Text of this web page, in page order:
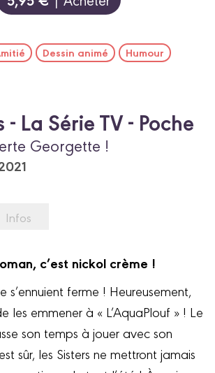
Dessin animé
Humour
- La Série TV - Poche
Georgette !
Infos
c’est nickol crème !
s’ennuient ferme ! Heureusement,
les emmener à « L’AquaPlouf » ! Le
son temps à jouer avec son
sûr, les Sisters ne mettront jamais